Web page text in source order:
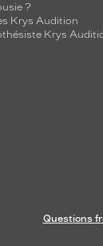
?
Krys Audition
Krys
Questions